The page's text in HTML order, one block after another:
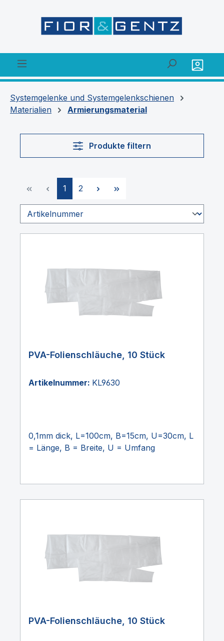
Systemgelenke und Systemgelenkschienen
Materialien
Armierungsmaterial
Produkte filtern
Seite
1 Seite
2
PVA-Folienschläuche, 10 Stück
Artikelnummer: KL9630
0,1mm dick, L=100cm, B=15cm, U=30cm, L
= Länge, B = Breite, U = Umfang
PVA-Folienschläuche, 10 Stück